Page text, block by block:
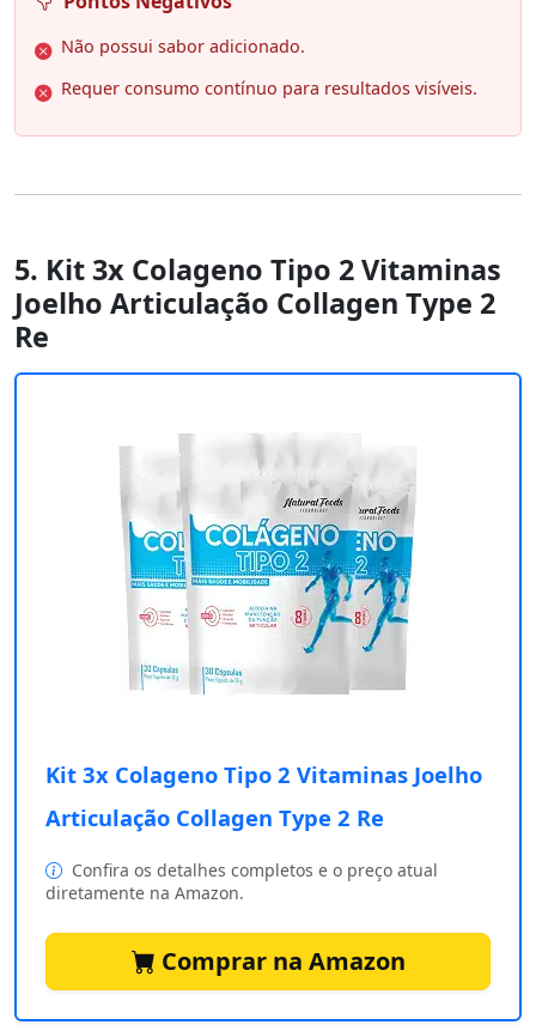
Não possui sabor adicionado.
Requer consumo contínuo para resultados visíveis.
5. Kit 3x Colageno Tipo 2 Vitaminas
Joelho Articulação Collagen Type 2
Re
Kit 3x Colageno Tipo 2 Vitaminas Joelho
Articulação Collagen Type 2 Re
Confira os detalhes completos e o preço atual
diretamente na Amazon.
Comprar na Amazon